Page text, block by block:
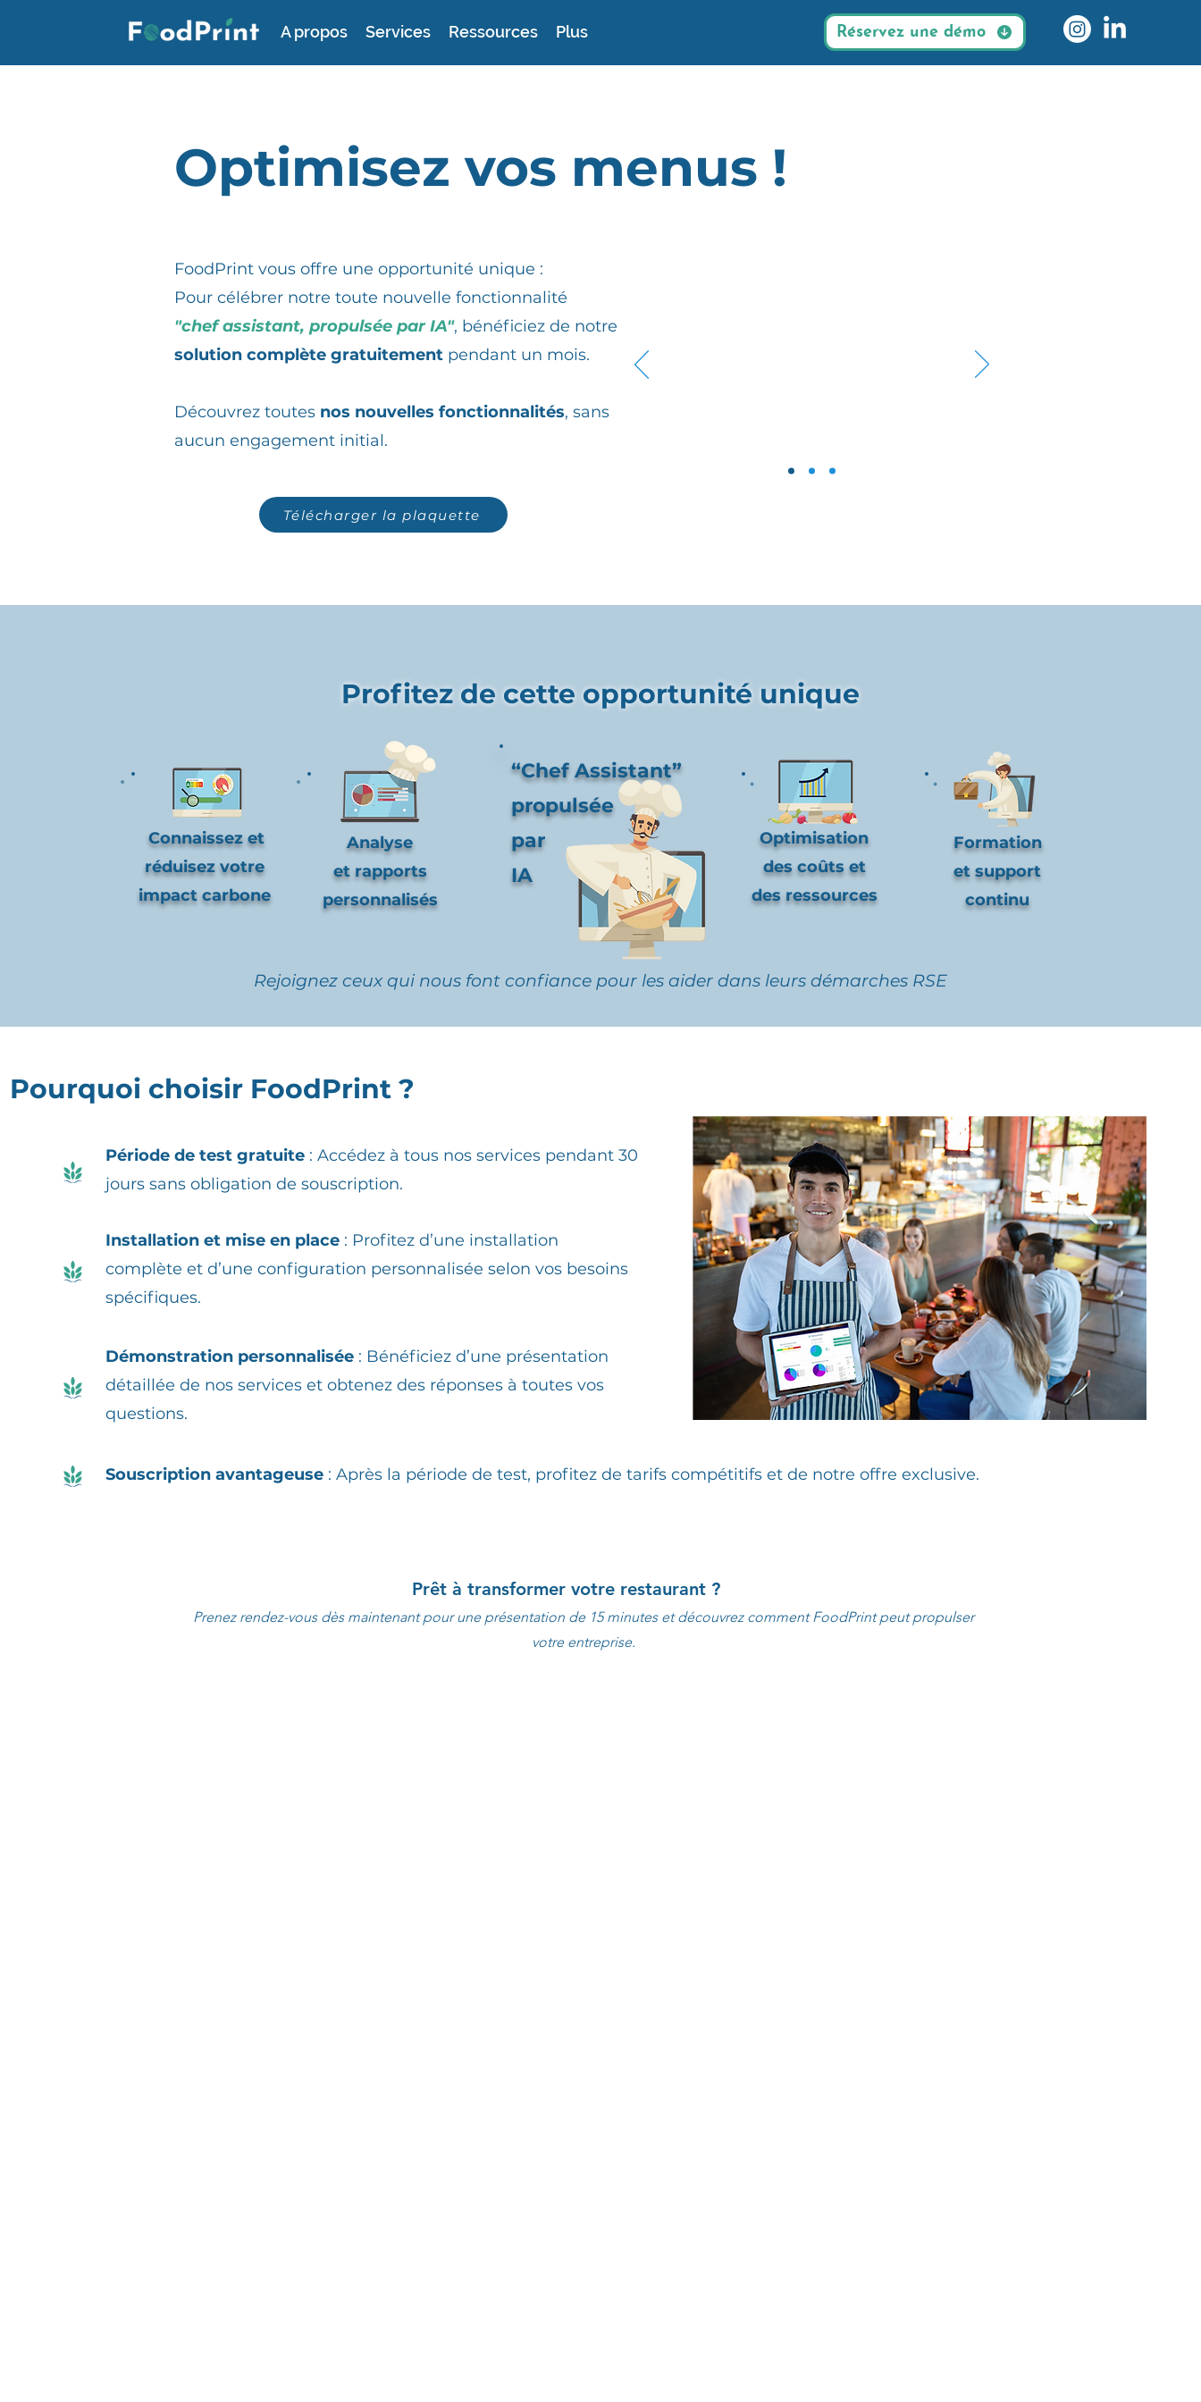
A propos Services Ressources Plus Réservez une démo
Optimisez vos menus !
FoodPrint vous offre une opportunité unique :
Pour célébrer notre toute nouvelle fonctionnalité
"chef assistant, propulsée par IA", bénéficiez de notre
solution complète gratuitement pendant un mois.
Découvrez toutes nos nouvelles fonctionnalités, sans
aucun engagement initial.
Télécharger la plaquette
Profitez de cette opportunité unique
Connaissez et
réduisez votre
impact carbone
Analyse
et rapports
personnalisés
“Chef Assistant”
propulsée
par
IA
Optimisation
des coûts et
des ressources
Formation
et support
continu
Rejoignez ceux qui nous font confiance pour les aider dans leurs démarches RSE
Pourquoi choisir FoodPrint ?
Période de test gratuite : Accédez à tous nos services pendant 30
jours sans obligation de souscription.
Installation et mise en place : Profitez d’une installation
complète et d’une configuration personnalisée selon vos besoins
spécifiques.
Démonstration personnalisée : Bénéficiez d’une présentation
détaillée de nos services et obtenez des réponses à toutes vos
questions.
Souscription avantageuse : Après la période de test, profitez de tarifs compétitifs et de notre offre exclusive.
Prêt à transformer votre restaurant ?
Prenez rendez-vous dès maintenant pour une présentation de 15 minutes et découvrez comment FoodPrint peut propulser
votre entreprise.